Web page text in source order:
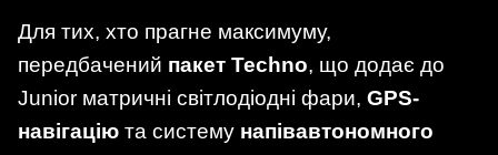
Для тих, хто прагне максимуму,
передбачений пакет Techno, що додає до
Junior матричні світлодіодні фари, GPS-
навігацію та систему напівавтономного